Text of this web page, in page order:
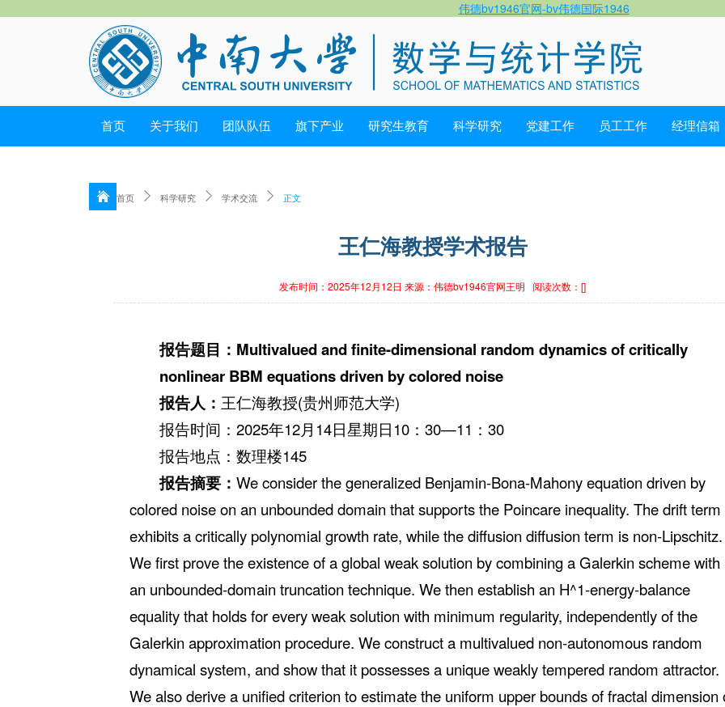
伟德bv1946官网-bv伟德国际1946
首页 关于我们 团队队伍 旗下产业 研究生教育 科学研究 党建工作 员工工作 经理信箱
首页 科学研究 学术交流 正文
王仁海教授学术报告
发布时间：2025年12月12日 来源：伟德bv1946官网王明 阅读次数：[]
报告题目： Multivalued and finite-dimensional random dynamics of critically
nonlinear BBM equations driven by colored noise
报告人： 王仁海教授(贵州师范大学)
报告时间：2025年12月14日星期日10：30—11：30
报告地点：数理楼145
报告摘要： We consider the generalized Benjamin-Bona-Mahony equation driven by
colored noise on an unbounded domain that supports the Poincare inequality. The drift term
exhibits a critically polynomial growth rate, while the diffusion diffusion term is non-Lipschitz.
We first prove the existence of a global weak solution by combining a Galerkin scheme with
an unbounded-domain truncation technique. We then establish an H^1-energy-balance
equality that holds for every weak solution with minimum regularity, independently of the
Galerkin approximation procedure. We construct a multivalued non-autonomous random
dynamical system, and show that it possesses a unique weakly tempered random attractor.
We also derive a unified criterion to estimate the uniform upper bounds of fractal dimension